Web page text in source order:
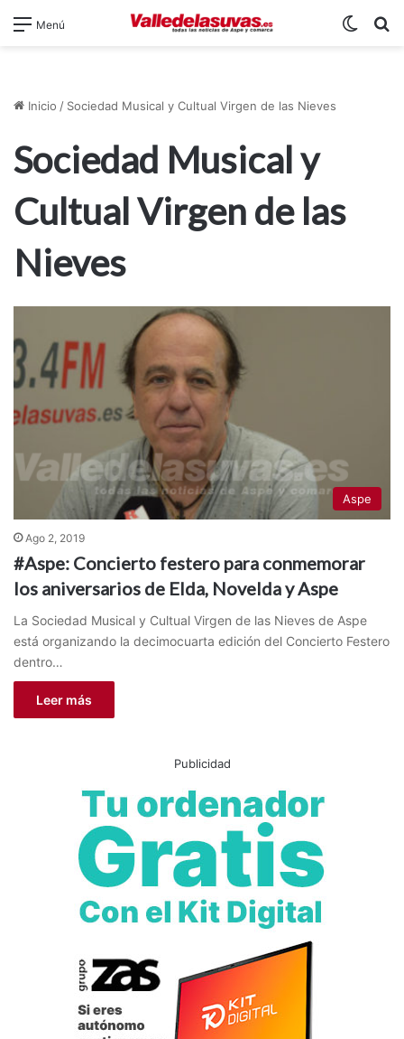
Menú
Inicio / Sociedad Musical y Cultual Virgen de las Nieves
Sociedad Musical y
Cultual Virgen de las
Nieves
Aspe
Ago 2, 2019
#Aspe: Concierto festero para conmemorar
los aniversarios de Elda, Novelda y Aspe
La Sociedad Musical y Cultual Virgen de las Nieves de Aspe
está organizando la decimocuarta edición del Concierto Festero
dentro…
Leer más
Publicidad